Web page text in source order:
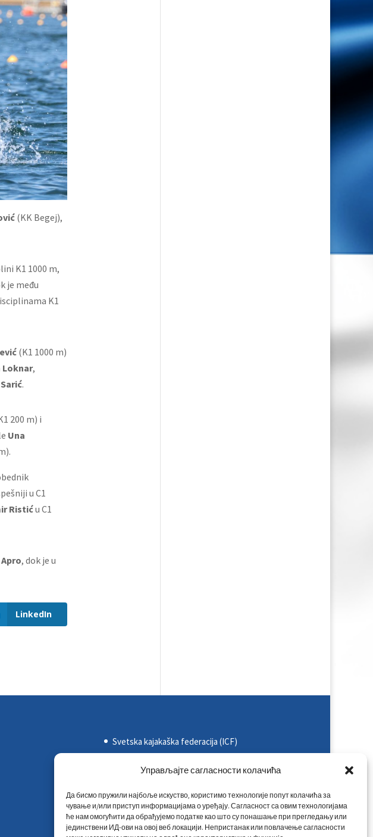
Управљајте сагласности колачића
Да бисмо пружили најбоље искуство, користимо технологије попут колачића за
чување и/или приступ информацијама о уређају. Сагласност са овим технологијама
ће нам омогућити да обрађујемо податке као што су понашање при прегледању или
јединствени ИД-ови на овој веб локацији. Непристанак или повлачење сагласности
(KK Begej),
K1 1000 m,
je među
K1
(K1 1000 m)
Loknar,
.
200 m) i
Una
u C1
Ristiću C1
, dok je u
LinkedIn
Svetska kajakaška federacija (ICF)
Rezultati na međunarodnim takmičenjima
Kontakt